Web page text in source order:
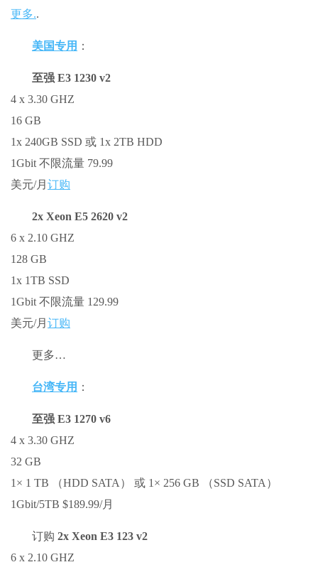
更多..
美国专用 ：
至强 E3 1230 v2
4 x 3.30 GHZ
16 GB
1x 240GB SSD 或 1x 2TB HDD
1Gbit 不限流量 79.99
美元/月 订购
2x Xeon E5 2620 v2
6 x 2.10 GHZ
128 GB
1x 1TB SSD
1Gbit 不限流量 129.99
美元/月 订购
更多…
台湾专用 ：
至强 E3 1270 v6
4 x 3.30 GHZ
32 GB
1× 1 TB （HDD SATA） 或 1× 256 GB （SSD SATA）
1Gbit/5TB $189.99/月
订购 2x Xeon E3 123 v2
6 x 2.10 GHZ